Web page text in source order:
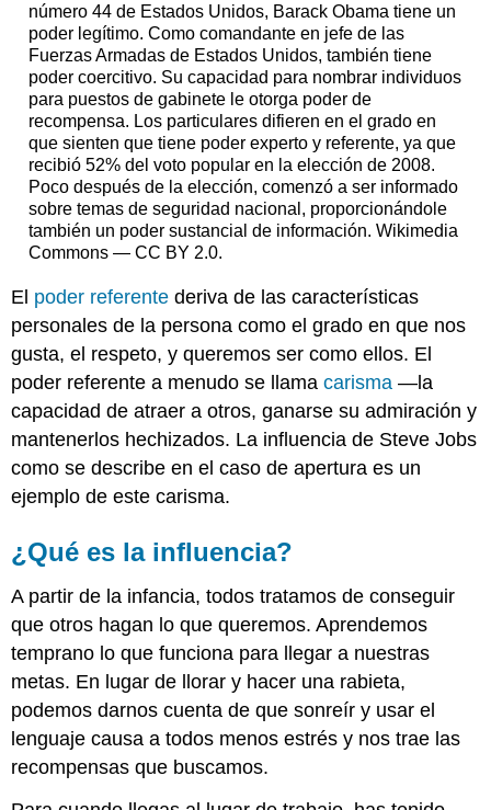
número 44 de Estados Unidos, Barack Obama tiene un
poder legítimo. Como comandante en jefe de las
Fuerzas Armadas de Estados Unidos, también tiene
poder coercitivo. Su capacidad para nombrar individuos
para puestos de gabinete le otorga poder de
recompensa. Los particulares difieren en el grado en
que sienten que tiene poder experto y referente, ya que
recibió 52% del voto popular en la elección de 2008.
Poco después de la elección, comenzó a ser informado
sobre temas de seguridad nacional, proporcionándole
también un poder sustancial de información. Wikimedia
Commons — CC BY 2.0.
El poder referente deriva de las características
personales de la persona como el grado en que nos
gusta, el respeto, y queremos ser como ellos. El
poder referente a menudo se llamacarisma —la
capacidad de atraer a otros, ganarse su admiración y
mantenerlos hechizados. La influencia de Steve Jobs
como se describe en el caso de apertura es un
ejemplo de este carisma.
¿Qué es la influencia?
A partir de la infancia, todos tratamos de conseguir
que otros hagan lo que queremos. Aprendemos
temprano lo que funciona para llegar a nuestras
metas. En lugar de llorar y hacer una rabieta,
podemos darnos cuenta de que sonreír y usar el
lenguaje causa a todos menos estrés y nos trae las
recompensas que buscamos.